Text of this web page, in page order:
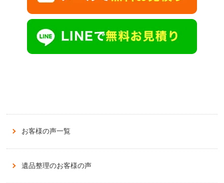
お客様の声一覧
遺品整理のお客様の声